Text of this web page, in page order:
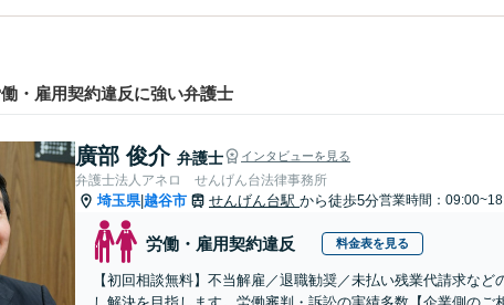
・雇用契約違反に強い弁護士
廣部 俊介 弁護士 インタビューを見る
弁護士法人アネロ せんげん台法律事務所
埼玉県|越谷市 せんげん台駅 から徒歩5分営業時間：
労働・雇用契約違反 料金表を見る
【初回相談無料】不当解雇／退職勧奨／未払い残業代請求な
し解決を目指します。労働審判・訴訟の実績多数【企業側のご